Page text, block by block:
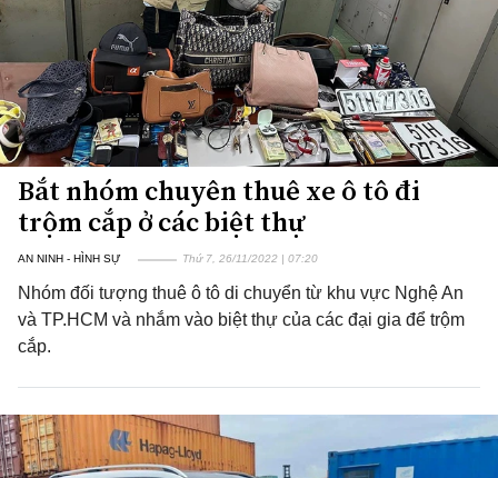
Bắt nhóm chuyên thuê xe ô tô đi
trộm cắp ở các biệt thự
AN NINH - HÌNH SỰ Thứ 7, 26/11/2022 | 07:20
Nhóm đối tượng thuê ô tô di chuyển từ khu vực Nghệ An
và TP.HCM và nhắm vào biệt thự của các đại gia để trộm
cắp.